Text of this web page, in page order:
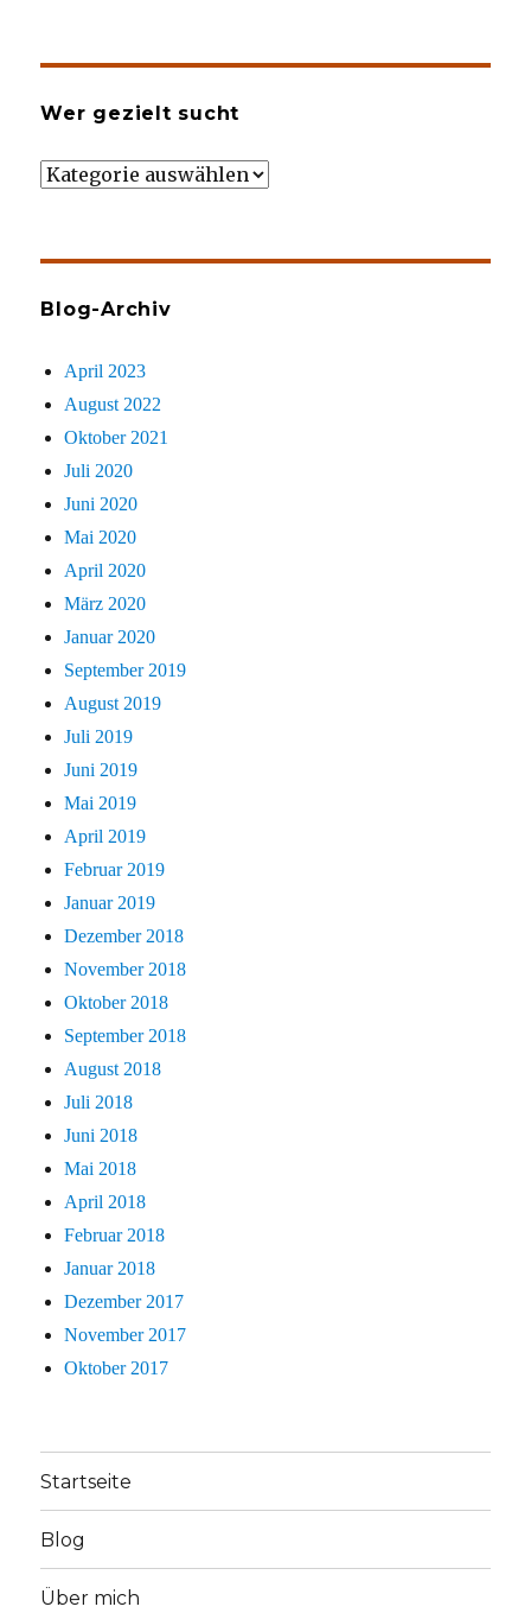
Wer gezielt sucht
Wer
Blog-Archiv
April 2023
August 2022
Oktober 2021
Juli 2020
Juni 2020
Mai 2020
April 2020
März 2020
Januar 2020
September 2019
August 2019
Juli 2019
Juni 2019
Mai 2019
April 2019
Februar 2019
Januar 2019
Dezember 2018
November 2018
Oktober 2018
September 2018
August 2018
Juli 2018
Juni 2018
Mai 2018
April 2018
Februar 2018
Januar 2018
Dezember 2017
November 2017
Oktober 2017
Startseite
Blog
Über mich